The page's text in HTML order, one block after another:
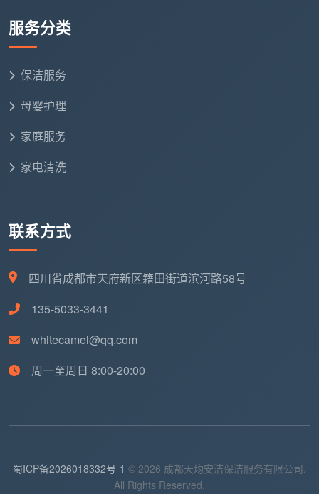
回到最初的问题——
用新居的开荒服务，帮业主抹去装修的最后一丝混乱，
线槽，从橱柜背板到窗户滑道，所有肉眼可见与不可见
的角落都被归置到最佳状态。如果您在成都及周边，正
嘛的”这个问题直接抛给我们——天均安洁会用一次标准
服务分类
保洁服务
母婴护理
家庭服务
家电清洗
联系方式
四川省成都市天府新区籍田街道滨河路58号
135-5033-3441
whitecamel@qq.com
周一至周日 8:00-20:00
蜀ICP备2026018332号-1 © 2026 成都天均安洁保洁服务有限公司.
All Rights Reserved.